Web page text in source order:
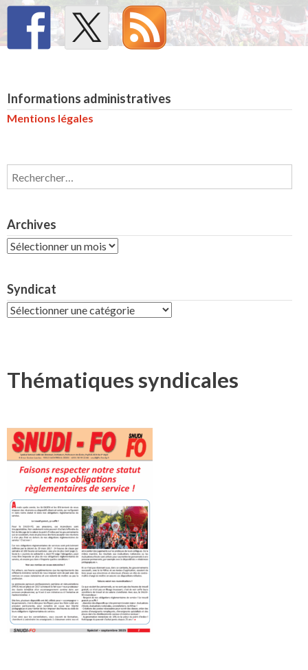
Informations administratives
Mentions légales
Rechercher :
Archives
Archives
Syndicat
Syndicat
Thématiques syndicales